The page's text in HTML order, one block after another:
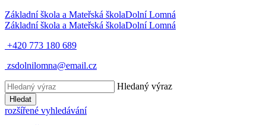
Základní škola a Mateřská školaDolní Lomná
Základní škola a Mateřská školaDolní Lomná
+420 773 180 689
zsdolnilomna@email.cz
Hledaný výraz
Hledat
rozšířené vyhledávání